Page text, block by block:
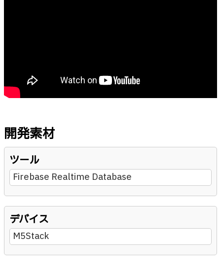
開発素材
ツール
Firebase Realtime Database
デバイス
M5Stack